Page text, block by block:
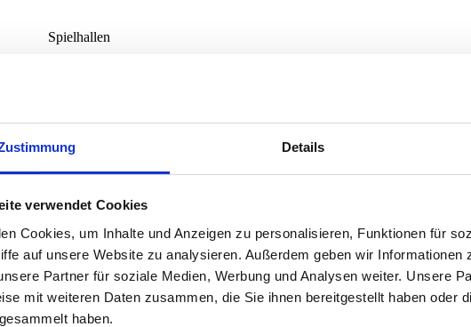
Details
verwendet Cookies
Cookies, um Inhalte und Anzeigen zu personalisieren, Funktionen für
auf unsere Website zu analysieren. Außerdem geben wir Informationen
Partner für soziale Medien, Werbung und Analysen weiter. Unsere
mit weiteren Daten zusammen, die Sie ihnen bereitgestellt haben oder
haben.
Spielhallen
10.08.2026 Caritasverband für
Spielhallen